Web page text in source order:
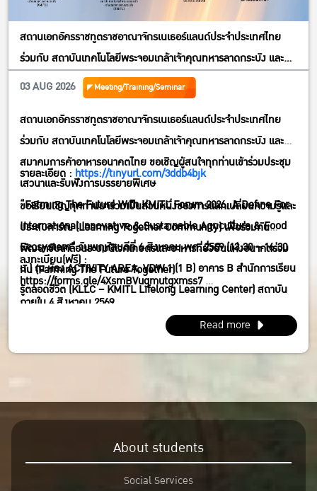
สถานเอกอัครราชทูตราชอาณาจักรเนเธอร์แลนด์ประจำประเทศไทย
ร่วมกับ สถาบันเทคโนโลยีพระจอมเกล้าเจ้าคุณทหารลาดกระบัง และ
สมาคมการค้าอาหารอนาคตไทย ขอเชิญผู้สนใจทุกท่านเข้าร่วมประชุม
เสวนาและรับฟังการบรรยายพิเศษ”Farming The Future With
KMITL Forum 2026; A Define For International Innovative &
Sustainable Agriculture & FoodEcosystem” วันพฤหัสบดีที่ 6
สิงหาคม พศ. 2569 (13:30 – 16:30 น.) ณ ห้อง ACTIVITY AREA,
VDW 1 (1 B) อาคาร B สำนักการเรียนรู้ตลอดชีวิต (KLLC – KMITL
Lifelong Learning Center) สถาบันเทคโนโลยีพระจอมเกล้าเจ้าคุณ
ทหารลาดกระบัง กทม.
03 AUG 2026 Meeting/Training/Seminar
สถานเอกอัครราชทูตราชอาณาจักรเนเธอร์แลนด์ประจำประเทศไทย
ร่วมกับ สถาบันเทคโนโลยีพระจอมเกล้าเจ้าคุณทหารลาดกระบัง และ
สมาคมการค้าอาหารอนาคตไทย ขอเชิญผู้สนใจทุกท่านเข้าร่วมประชุม
เสวนาและรับฟังการบรรยายพิเศษ
“Farming The Future With KMITL Forum 2026; A Define For
International Innovative & Sustainable Agriculture & Food
Ecosystem” วันพฤหัสบดีที่ 6 สิงหาคม พศ. 2569 (13:30 – 16:30
น.) ณ ห้อง ACTIVITY AREA, VDW 1 (1 B) อาคาร B สำนักการเรียน
รู้ตลอดชีวิต (KLLC – KMITL Lifelong Learning Center) สถาบัน
เทคโนโลยีพระจอมเกล้าเจ้าคุณทหารลาดกระบัง กทม.
รายละเอียด :https://tinyurl.com/3ddb4bjk
ขอเรียนเชิญทุกท่านมาร่วมเป็นส่วนหนึ่งของการแลกเปลี่ยนความรู้และ
ประสบการ์ณ (Learning Together Community) เพื่อร่วมกัน
พัฒนาขับเคลื่อนระบบนิเวศเกษตรและอาหารที่ยั่งยืนแห่งอนาคตร่วม
กัน (Farming The Future Together)
ลงทะเบียน(ฟรี) :
https://forms.gle/4XsmBVugmutgxmss7
ภายใน 4 สิงหาคม 2569
Read more
About students
Social Services